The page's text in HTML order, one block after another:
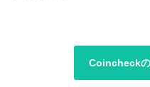
Coincheck